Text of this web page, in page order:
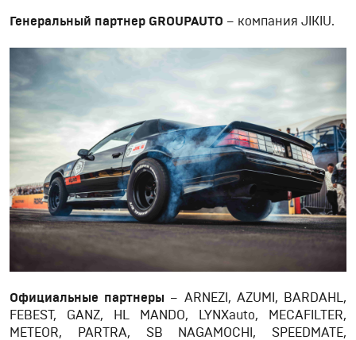
Генеральный партнер GROUPAUTO – компания JIKIU.
Официальные партнеры – ARNEZI, AZUMI, BARDAHL,
FEBEST, GANZ, HL MANDO, LYNXauto, MECAFILTER,
METEOR, PARTRA, SB NAGAMOCHI, SPEEDMATE,